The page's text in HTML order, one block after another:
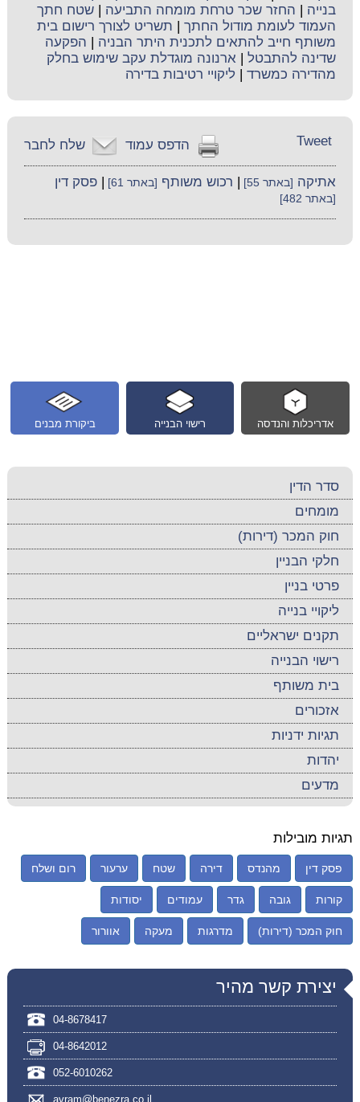
בנייה
החזר שכר טרחת מומחה התביעה |שטח חתך
העמוד לעומת מודול החתך
תשריט לצורך רישום בית
משותף חייב להתאים לתכנית היתר הבניה
הפקעה
שדינה להתבטל |ארנונה מוגדלת עקב שימוש בחלק
מהדירה כמשרד
ליקויי רטיבות בדירה
שלח לחבר הדפס עמוד Tweet
אתיקה [באתר 55] רכוש משותף [באתר 61] |פסק דין
[באתר 482]
ביקורת מבנים רישוי הבנייה אדריכלות והנדסה
סדר הדין
מומחים
חוק המכר (דירות)
חלקי הבניין
פרטי בניין
ליקויי בנייה
תקנים ישראליים
רישוי הבנייה
בית משותף
אזכורים
תגיות ידניות
יהדות
מדעים
תגיות מובילות
פסק דין מהנדס דירה שטח ערעור רום ושלח
קורות גובה גדר עמודים יסודות
חוק המכר (דירות) מדרגות מעקה אוורור
יצירת קשר מהיר
04-8678417
04-8642012
052-6010262
avram@benezra.co.il